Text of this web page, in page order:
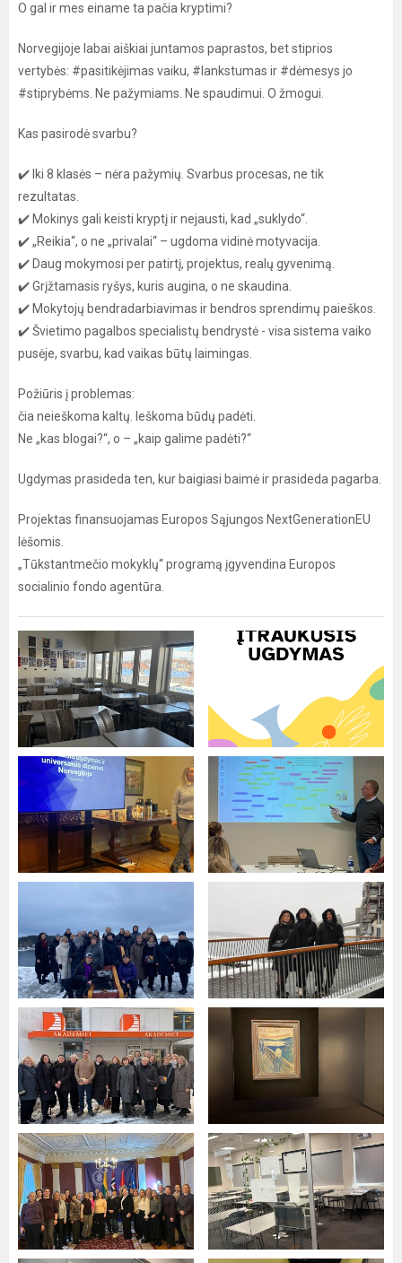
O gal ir mes einame ta pačia kryptimi?
Norvegijoje labai aiškiai juntamos paprastos, bet stiprios
vertybės: #pasitikėjimas vaiku, #lankstumas ir #dėmesys jo
#stiprybėms. Ne pažymiams. Ne spaudimui. O žmogui.
Kas pasirodė svarbu?
✔️ Iki 8 klasės – nėra pažymių. Svarbus procesas, ne tik
rezultatas.
✔️ Mokinys gali keisti kryptį ir nejausti, kad „suklydo“.
✔️ „Reikia“, o ne „privalai“ – ugdoma vidinė motyvacija.
✔️ Daug mokymosi per patirtį, projektus, realų gyvenimą.
✔️ Grįžtamasis ryšys, kuris augina, o ne skaudina.
✔️ Mokytojų bendradarbiavimas ir bendros sprendimų paieškos.
✔️ Švietimo pagalbos specialistų bendrystė - visa sistema vaiko
pusėje, svarbu, kad vaikas būtų laimingas.
Požiūris į problemas:
čia neieškoma kaltų. Ieškoma būdų padėti.
Ne „kas blogai?“, o – „kaip galime padėti?“
Ugdymas prasideda ten, kur baigiasi baimė ir prasideda pagarba.
Projektas finansuojamas Europos Sąjungos NextGenerationEU
lėšomis.
„Tūkstantmečio mokyklų“ programą įgyvendina Europos
socialinio fondo agentūra.